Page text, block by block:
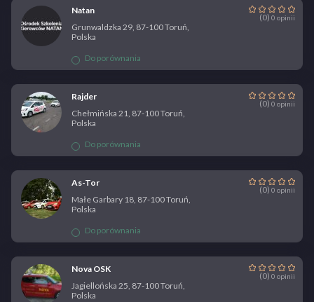
Natan
(0) 0 opinii
Grunwaldzka 29, 87-100 Toruń,
Polska
Do porównania
Rajder
(0) 0 opinii
Chełmińska 21, 87-100 Toruń,
Polska
Do porównania
As-Tor
(0) 0 opinii
Małe Garbary 18, 87-100 Toruń,
Polska
Do porównania
Nova OSK
(0) 0 opinii
Jagiellońska 25, 87-100 Toruń,
Polska